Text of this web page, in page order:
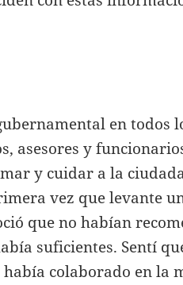
en todos
asesores y
y cuidar a la
vez que levante
que no habían
suficientes. Sentí
colaborado en la